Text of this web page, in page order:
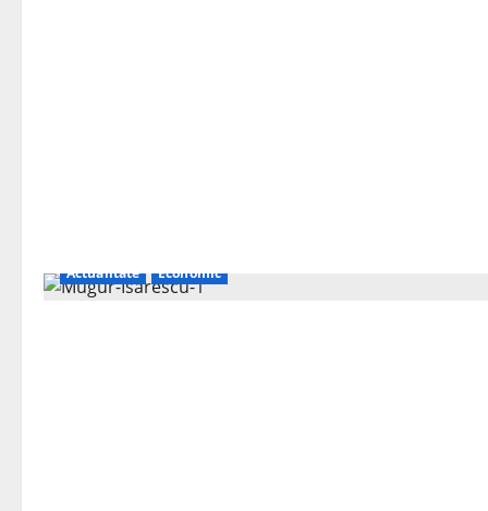
Actualitate Economic